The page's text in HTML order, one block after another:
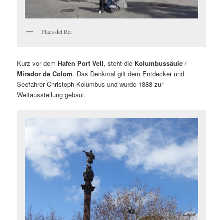
Placa del Rei
Kurz vor demHafen Port Vell, steht die Kolumbussäule /
Mirador de Colom. Das Denkmal gilt dem Entdecker und
Seefahrer Christoph Kolumbus und wurde 1888 zur
Weltausstellung gebaut.